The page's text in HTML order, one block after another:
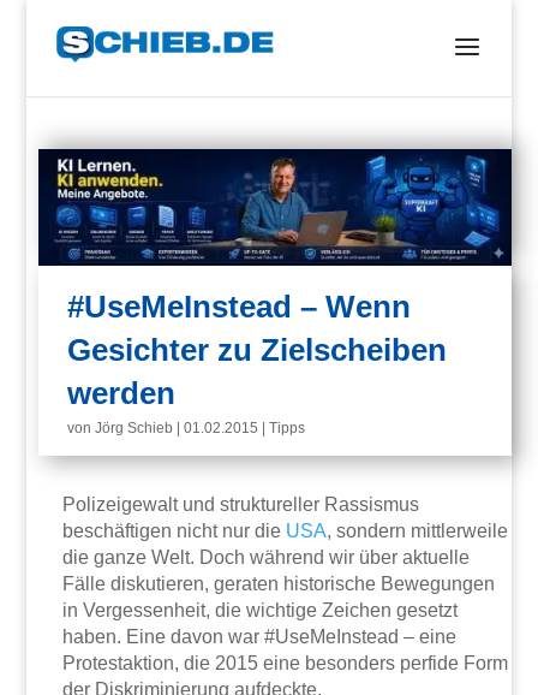
#UseMeInstead – Wenn
Gesichter zu Zielscheiben
werden
vonJörg Schieb |01.02.2015 |Tipps
Polizeigewalt und struktureller Rassismus
beschäftigen nicht nur die USA, sondern mittlerweile
die ganze Welt. Doch während wir über aktuelle
Fälle diskutieren, geraten historische Bewegungen
in Vergessenheit, die wichtige Zeichen gesetzt
haben. Eine davon war #UseMeInstead – eine
Protestaktion, die 2015 eine besonders perfide Form
der Diskriminierung aufdeckte.